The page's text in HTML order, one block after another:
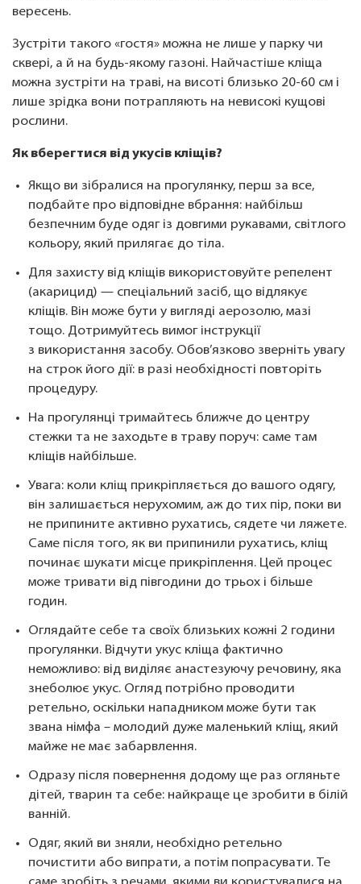
вересень.
Зустріти такого «гостя» можна не лише у парку чи
сквері, а й на будь-якому газоні. Найчастіше кліща
можна зустріти на траві, на висоті близько 20-60 см і
лише зрідка вони потрапляють на невисокі кущові
рослини.
Як вберегтися від укусів кліщів?
Якщо ви зібралися на прогулянку, перш за все,
подбайте про відповідне вбрання: найбільш
безпечним буде одяг із довгими рукавами, світлого
кольору, який прилягає до тіла.
Для захисту від кліщів використовуйте репелент
(акарицид) — спеціальний засіб, що відлякує
кліщів. Він може бути у вигляді аерозолю, мазі
тощо. Дотримуйтесь вимог інструкції
з використання засобу. Обов’язково зверніть увагу
на строк його дії: в разі необхідності повторіть
процедуру.
На прогулянці тримайтесь ближче до центру
стежки та не заходьте в траву поруч: саме там
кліщів найбільше.
Увага: коли кліщ прикріпляється до вашого одягу,
він залишається нерухомим, аж до тих пір, поки ви
не припините активно рухатись, сядете чи ляжете.
Саме після того, як ви припинили рухатись, кліщ
починає шукати місце прикріплення. Цей процес
може тривати від півгодини до трьох і більше
годин.
Оглядайте себе та своїх близьких кожні 2 години
прогулянки. Відчути укус кліща фактично
неможливо: від виділяє анастезуючу речовину, яка
знеболює укус. Огляд потрібно проводити
ретельно, оскільки нападником може бути так
звана німфа – молодий дуже маленький кліщ, який
майже не має забарвлення.
Одразу після повернення додому ще раз огляньте
дітей, тварин та себе: найкраще це зробити в білій
ванній.
Одяг, який ви зняли, необхідно ретельно
почистити або випрати, а потім попрасувати. Те